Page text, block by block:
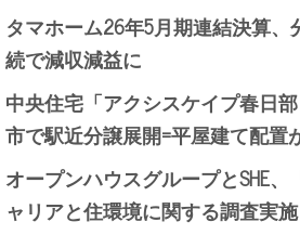
タマホーム26年5月期連結決算
続で減収減益に
中央住宅「アクシスケイプ春日
市で駅近分譲展開=平屋建て配置
オープンハウスグループとSHE、
ャリアと住環境に関する調査実施